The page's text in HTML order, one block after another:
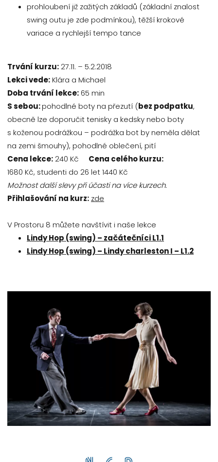
prohloubení již zažitých základů (základní znalost
swing outu je zde podmínkou), těžší krokové
variace a rychlejší tempo tance
Trvání kurzu: 27.11. – 5.2.2018
Lekci vede:Klára a Michael
Doba trvání lekce:65 min
S sebou:pohodlné boty na přezutí (bez podpatku,
obecně lze doporučit tenisky a kedsky nebo boty
s koženou podrážkou – podrážka bot by neměla dělat
na zemi šmouhy), pohodlné oblečení, pití
Cena lekce: 240 Kč Cena celého kurzu:
1680 Kč, studenti do 26 let 1440 Kč
Možnost další slevy při účasti na více kurzech.
Přihlašování na kurz: zde
V Prostoru 8 můžete navštívit i naše lekce
Lindy Hop (swing) – začátečníci L1.1
Lindy Hop (swing) – Lindy charleston I – L1.2